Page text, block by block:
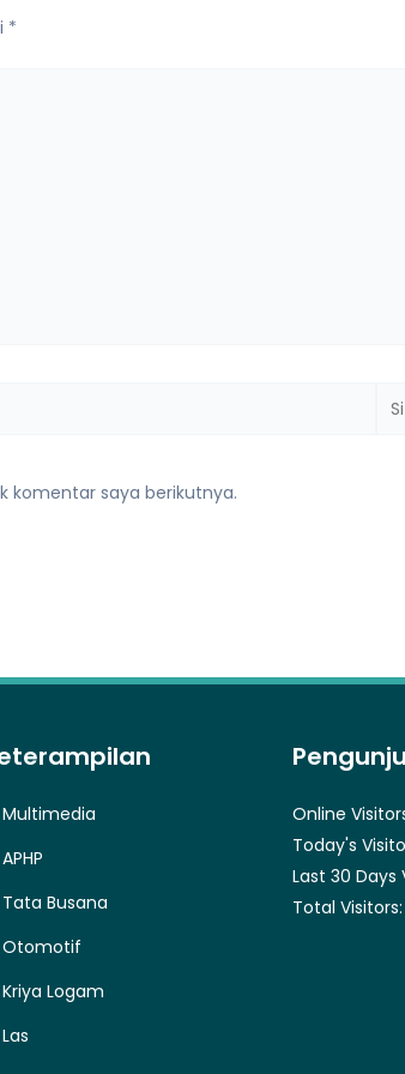
*
komentar saya berikutnya.
Multimedia
APHP
Tata Busana
Otomotif
Kriya Logam
Las
Online
Today's
Last 30 Days
Total